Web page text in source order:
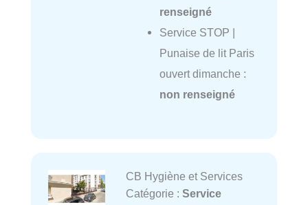
renseigné
Service STOP |
Punaise de lit Paris
ouvert dimanche :
non renseigné
CB Hygiène et Services
Catégorie : Service